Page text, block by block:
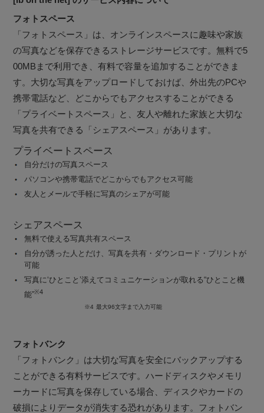
フォトスペース
「フォトスペース」は、オンラインスペースに趣味や家族
の写真などを保存できるストレージサービスです。無料で5
00MBまで利用でき、有料で容量を追加することができま
す。大切な写真をアップロードしておけば、外出先のPCや
携帯電話など、どこからでもアクセスすることができる
「プライベートスペース」と、友人や離れた家族と大切な
写真を共有できる「シェアスペース」があります。
プライベートスペース
自分だけの写真スペース
パソコンや携帯電話でどこからでもアクセス可能
友人とメールで手軽に写真のシェアが可能
シェアスペース
無料で使える写真共有スペース
自分が誘った人とだけ、写真を共有・ダウンロード・プリントが
可能
写真に‘ひとこと’添えてコミュニケーションが取れる“ひとこと機
能”※4
※4 最大96文字まで入力可能
フォトバンク
「フォトバンク」は大切な写真を安全にバックアップする
ことができる有料サービスです。ハードディスクやメモリ
ーカードに写真を保存している場合、ディスクやカードの
破損によりデータが消失する恐れがあります。フォトバン